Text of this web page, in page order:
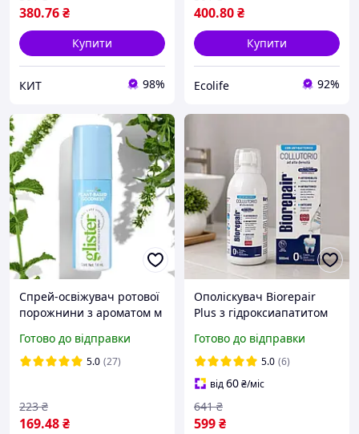
380.76₴
Купити
КИТ 98%
400.80₴
Купити
Ecolife 92%
Спрей-освіжувач ротової
порожнини з ароматом м
Готово до відправки
5.0 (27)
169.48₴
223 ₴
Ополіскувач Biorepair
Plus з гідроксиапатитом
відновлення та захист 3 в
1, 500 мл
Готово до відправки
5.0 (6)
від60₴/міс
599₴
641 ₴